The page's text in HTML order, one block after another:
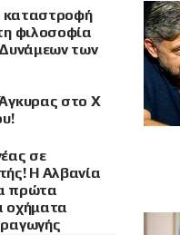
καταστροφή
φιλοσοφία
των
στο X
σε
Η Αλβανία
πρώτα
οχήματα